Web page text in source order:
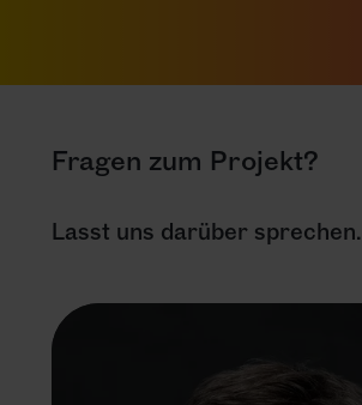
Fragen zum Projekt?
Lasst uns darüber sprechen.